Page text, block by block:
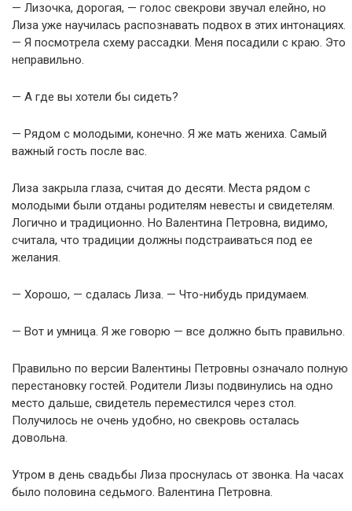
— Лизочка, дорогая, — голос свекрови звучал елейно, но
Лиза уже научилась распознавать подвох в этих интонациях.
— Я посмотрела схему рассадки. Меня посадили с краю. Это
неправильно.
— А где вы хотели бы сидеть?
— Рядом с молодыми, конечно. Я же мать жениха. Самый
важный гость после вас.
Лиза закрыла глаза, считая до десяти. Места рядом с
молодыми были отданы родителям невесты и свидетелям.
Логично и традиционно. Но Валентина Петровна, видимо,
считала, что традиции должны подстраиваться под ее
желания.
— Хорошо, — сдалась Лиза. — Что-нибудь придумаем.
— Вот и умница. Я же говорю — все должно быть правильно.
Правильно по версии Валентины Петровны означало полную
перестановку гостей. Родители Лизы подвинулись на одно
место дальше, свидетель переместился через стол.
Получилось не очень удобно, но свекровь осталась
довольна.
Утром в день свадьбы Лиза проснулась от звонка. На часах
было половина седьмого. Валентина Петровна.